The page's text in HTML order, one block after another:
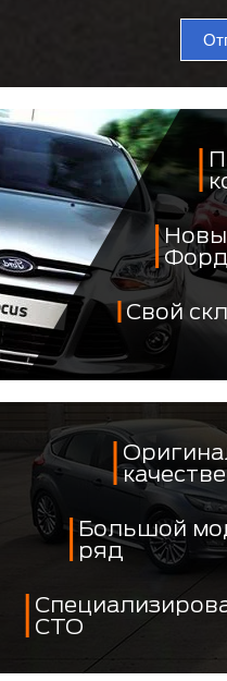
Свой
Большой
ряд
СТО